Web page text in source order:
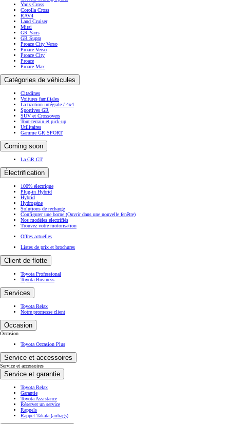
Yaris Cross
Corolla Cross
RAV4
Land Cruiser
Mirai
GR Yaris
GR Supra
Proace City Verso
Proace Verso
Proace City
Proace
Proace Max
Catégories de véhicules
Citadines
Voitures familiales
La traction intégrale / 4x4
Sportives GR
SUV et Crossovers
Tout-terrain et pick-up
Utilitaires
Gamme GR SPORT
Coming soon
La GR GT
Électrification
100% électrique
Plug-in Hybrid
Hybrid
Hydrogène
Solutions de recharge
Configurer une borne (Ouvrir dans une nouvelle fenêtre)
Nos modèles électrifiés
Trouvez votre motorisation
Offres actuelles
Listes de prix et brochures
Client de flotte
Toyota Professional
Toyota Business
Services
Toyota Relax
Notre promesse client
Occasion
Occasion
Toyota Occasion Plus
Service et accessoires
Service et accessoires
Service et garantie
Toyota Relax
Garantie
Toyota Assistance
Réserver un service
Rappels
Rappel Takata (airbags)